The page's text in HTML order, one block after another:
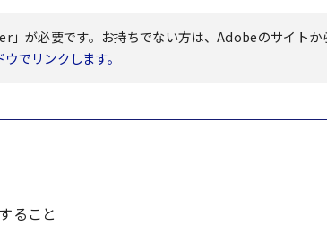
が必要です。お持ちでない方は、Adobeのサイトか
でリンクします。
ること